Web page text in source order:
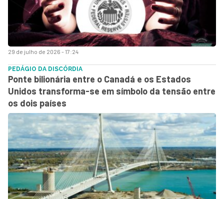
29 de julho de 2026 - 17:24
PEDÁGIO DA DISCÓRDIA
Ponte bilionária entre o Canadá e os Estados
Unidos transforma-se em símbolo da tensão entre
os dois países